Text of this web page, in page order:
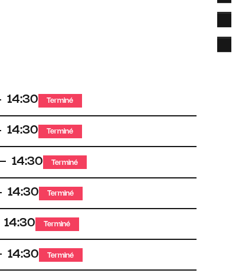
14:30 Terminé
14:30 Terminé
14:30 Terminé
14:30 Terminé
14:30 Terminé
14:30 Terminé